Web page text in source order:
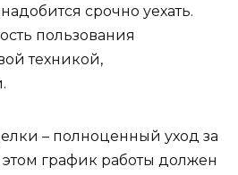
срочно уехать.
пользования
техникой,
– полноценный уход за
график работы должен